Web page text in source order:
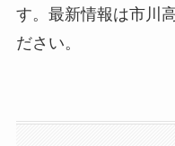
す。最新情報は市川
ださい。